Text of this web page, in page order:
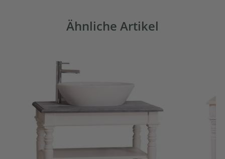
Ähnliche Artikel